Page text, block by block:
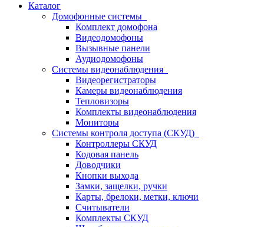
Каталог
Домофонные системы
Комплект домофона
Видеодомофоны
Вызывные панели
Аудиодомофоны
Системы видеонаблюдения
Видеорегистраторы
Камеры видеонаблюдения
Тепловизоры
Комплекты видеонаблюдения
Мониторы
Системы контроля доступа (СКУД)
Контроллеры СКУД
Кодовая панель
Доводчики
Кнопки выхода
Замки, защелки, ручки
Карты, брелоки, метки, ключи
Считыватели
Комплекты СКУД